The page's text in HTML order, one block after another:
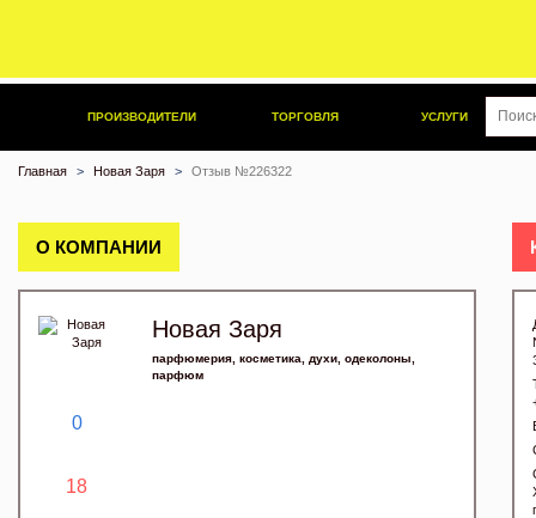
ПРОИЗВОДИТЕЛИ ТОРГОВЛЯ УСЛУГИ
Главная Новая Заря Отзыв №226322
О КОМПАНИИ
0
18
Новая Заря
парфюмерия, косметика, духи, одеколоны,
парфюм